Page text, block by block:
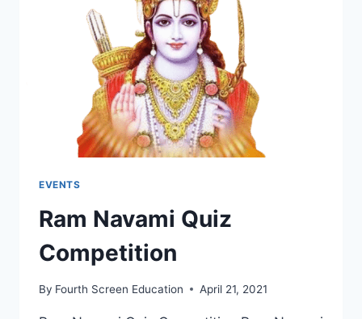
EVENTS
Ram Navami Quiz
Competition
By Fourth Screen Education April 21, 2021